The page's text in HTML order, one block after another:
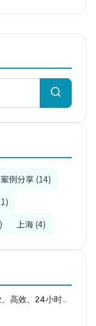
案例分享 (14)
上海 (4)
高效、24小时…